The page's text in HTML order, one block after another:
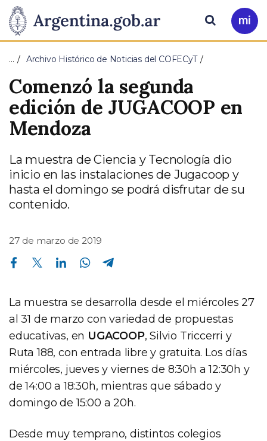
Presidencia
de
la
Nación
Pasar al contenido principal
Ir
a
Buscar
… Archivo Histórico de Noticias del COFECyT
Comenzó la segunda
edición de JUGACOOP en
Mendoza
La muestra de Ciencia y Tecnología dio
inicio en las instalaciones de Jugacoop y
hasta el domingo se podrá disfrutar de su
contenido.
27 de marzo de 2019
Compartir en Facebook Compartir en Twitter Compartir en Linkedin Compartir en Whatsapp
La muestra se desarrolla desde el miércoles 27
al 31 de marzo con variedad de propuestas
educativas, en UGACOOP, Silvio Triccerri y
Ruta 188, con entrada libre y gratuita. Los días
miércoles, jueves y viernes de 8:30h a 12:30h y
de 14:00 a 18:30h, mientras que sábado y
domingo de 15:00 a 20h.
Desde muy temprano, distintos colegios